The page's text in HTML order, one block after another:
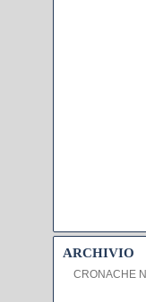
ARCHIVIO
CRONACHE